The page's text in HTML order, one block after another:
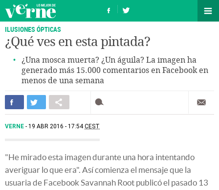
ILUSIONES ÓPTICAS
¿Qué ves en esta pintada?
¿Una mosca muerta? ¿Un águila? La imagen ha
generado más 15.000 comentarios en Facebook en
menos de una semana
VERNE 19 ABR 2016 - 17:54CEST
"He mirado esta imagen durante una hora intentando
averiguar lo que era". Así comienza el mensaje que la
usuaria de Facebook Savannah Root publicó el pasado 13